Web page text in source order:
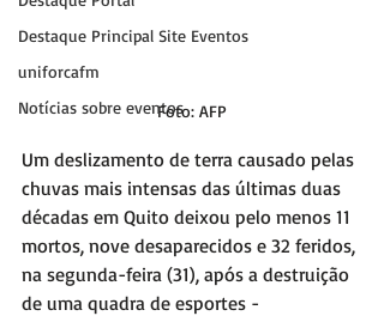
Destaque Principal Site Eventos
uniforcafm
Notícias sobre eventosFoto: AFP
Um deslizamento de terra causado pelas
chuvas mais intensas das últimas duas
décadas em Quito deixou pelo menos 11
mortos, nove desaparecidos e 32 feridos,
na segunda-feira (31), após a destruição
de uma quadra de esportes -